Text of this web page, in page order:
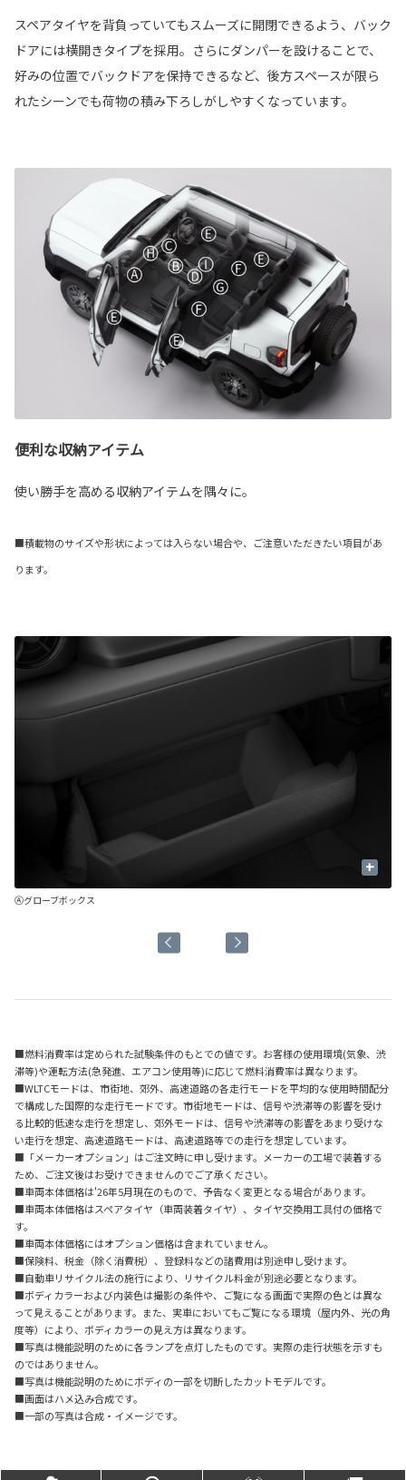
スペアタイヤを背負っていてもスムーズに開閉できるよう、バック
ドアには横開きタイプを採用。さらにダンパーを設けることで、
好みの位置でバックドアを保持できるなど、後方スペースが限ら
れたシーンでも荷物の積み下ろしがしやすくなっています。
便利な収納アイテム
使い勝手を高める収納アイテムを隅々に。
■積載物のサイズや形状によっては入らない場合や、ご注意いただきたい項目があ
ります。
+
Ⓐグローブボックス
■燃料消費率は定められた試験条件のもとでの値です。お客様の使用環境(気象、渋
滞等)や運転方法(急発進、エアコン使用等)に応じて燃料消費率は異なります。
■WLTCモードは、市街地、郊外、高速道路の各走行モードを平均的な使用時間配分
で構成した国際的な走行モードです。市街地モードは、信号や渋滞等の影響を受け
る比較的低速な走行を想定し、郊外モードは、信号や渋滞等の影響をあまり受けな
い走行を想定、高速道路モードは、高速道路等での走行を想定しています。
■「メーカーオプション」はご注文時に申し受けます。メーカーの工場で装着する
ため、ご注文後はお受けできませんのでご了承ください。
■車両本体価格は'26年5月現在のもので、予告なく変更となる場合があります。
■車両本体価格はスペアタイヤ（車両装着タイヤ）、タイヤ交換用工具付の価格で
す。
■車両本体価格にはオプション価格は含まれていません。
■保険料、税金（除く消費税）、登録料などの諸費用は別途申し受けます。
■自動車リサイクル法の施行により、リサイクル料金が別途必要となります。
■ボディカラーおよび内装色は撮影の条件や、ご覧になる画面で実際の色とは異な
って見えることがあります。また、実車においてもご覧になる環境（屋内外、光の角
度等）により、ボディカラーの見え方は異なります。
■写真は機能説明のために各ランプを点灯したものです。実際の走行状態を示すも
のではありません。
■写真は機能説明のためにボディの一部を切断したカットモデルです。
■画面はハメ込み合成です。
■一部の写真は合成・イメージです。